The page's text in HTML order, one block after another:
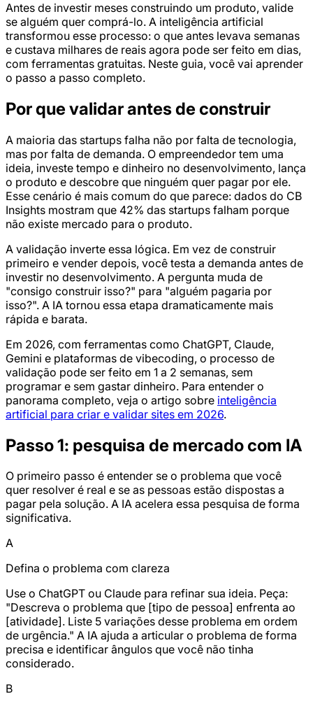
Antes de investir meses construindo um produto, valide
se alguém quer comprá-lo. A inteligência artificial
transformou esse processo: o que antes levava semanas
e custava milhares de reais agora pode ser feito em dias,
com ferramentas gratuitas. Neste guia, você vai aprender
o passo a passo completo.
Por que validar antes de construir
A maioria das startups falha não por falta de tecnologia,
mas por falta de demanda. O empreendedor tem uma
ideia, investe tempo e dinheiro no desenvolvimento, lança
o produto e descobre que ninguém quer pagar por ele.
Esse cenário é mais comum do que parece: dados do CB
Insights mostram que 42% das startups falham porque
não existe mercado para o produto.
A validação inverte essa lógica. Em vez de construir
primeiro e vender depois, você testa a demanda antes de
investir no desenvolvimento. A pergunta muda de
"consigo construir isso?" para "alguém pagaria por
isso?". A IA tornou essa etapa dramaticamente mais
rápida e barata.
Em 2026, com ferramentas como ChatGPT, Claude,
Gemini e plataformas de vibecoding, o processo de
validação pode ser feito em 1 a 2 semanas, sem
programar e sem gastar dinheiro. Para entender o
panorama completo, veja o artigo sobre inteligência
artificial para criar e validar sites em 2026.
Passo 1: pesquisa de mercado com IA
O primeiro passo é entender se o problema que você
quer resolver é real e se as pessoas estão dispostas a
pagar pela solução. A IA acelera essa pesquisa de forma
significativa.
A
Defina o problema com clareza
Use o ChatGPT ou Claude para refinar sua ideia. Peça:
"Descreva o problema que [tipo de pessoa] enfrenta ao
[atividade]. Liste 5 variações desse problema em ordem
de urgência." A IA ajuda a articular o problema de forma
precisa e identificar ângulos que você não tinha
considerado.
B